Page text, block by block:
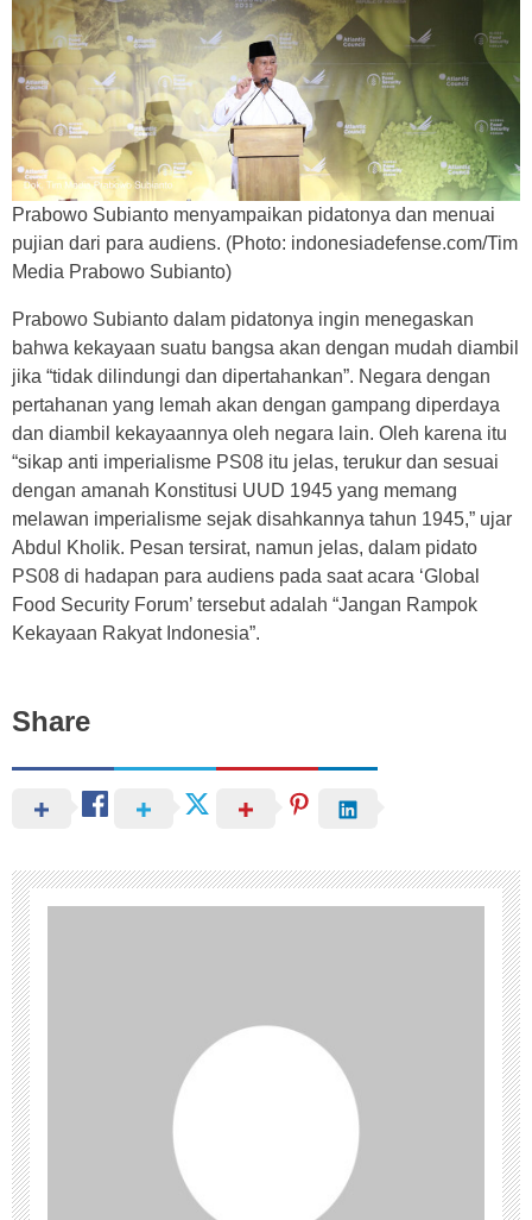
Prabowo Subianto menyampaikan pidatonya dan menuai
pujian dari para audiens. (Photo: indonesiadefense.com/Tim
Media Prabowo Subianto)
Prabowo Subianto dalam pidatonya ingin menegaskan
bahwa kekayaan suatu bangsa akan dengan mudah diambil
jika “tidak dilindungi dan dipertahankan”. Negara dengan
pertahanan yang lemah akan dengan gampang diperdaya
dan diambil kekayaannya oleh negara lain. Oleh karena itu
“sikap anti imperialisme PS08 itu jelas, terukur dan sesuai
dengan amanah Konstitusi UUD 1945 yang memang
melawan imperialisme sejak disahkannya tahun 1945,” ujar
Abdul Kholik. Pesan tersirat, namun jelas, dalam pidato
PS08 di hadapan para audiens pada saat acara ‘Global
Food Security Forum’ tersebut adalah “Jangan Rampok
Kekayaan Rakyat Indonesia”.
Share